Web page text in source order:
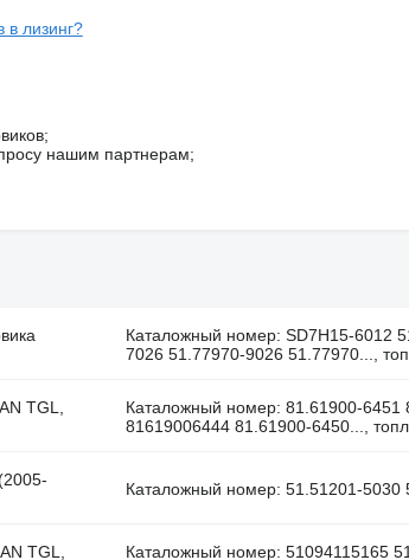
в лизинг?
нашим партнерам;
Каталожный номер: SD7H15-6012
7026 51.77970-9026 51.77970...,
TGL,
Каталожный номер: 81.61900-6451
81619006444 81.61900-6450...,
Каталожный номер: 51.51201-5030
TGL, Каталожный номер: 51094115165